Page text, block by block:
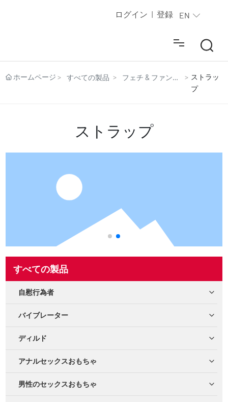
ログイン 登録 EN
すべての製品
サービスセンター
私たちについて
ホームページ すべての製品
フェチ & ファンタ
ストラッ
プ
ストラップ
すべての製品
自慰行為者
バイブレーター
ディルド
アナルセックスおもちゃ
男性のセックスおもちゃ